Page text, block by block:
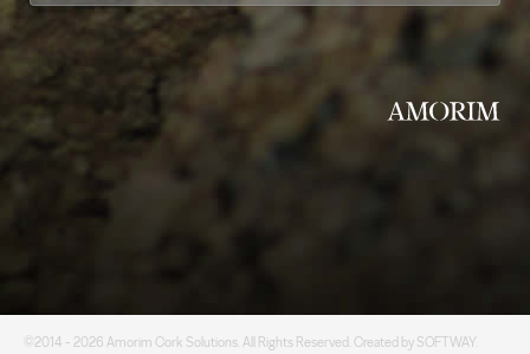
©2014 - 2026 Amorim Cork Solutions. All Rights Reserved. Created by SOFTWAY.